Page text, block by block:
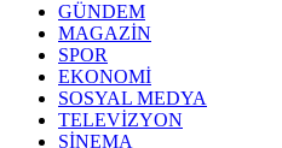
GÜNDEM
MAGAZİN
SPOR
EKONOMİ
SOSYAL MEDYA
TELEVİZYON
SİNEMA